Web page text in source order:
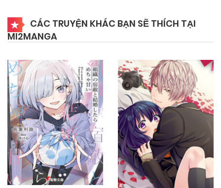
CÁC TRUYỆN KHÁC BẠN SẼ THÍCH TẠI
MI2MANGA